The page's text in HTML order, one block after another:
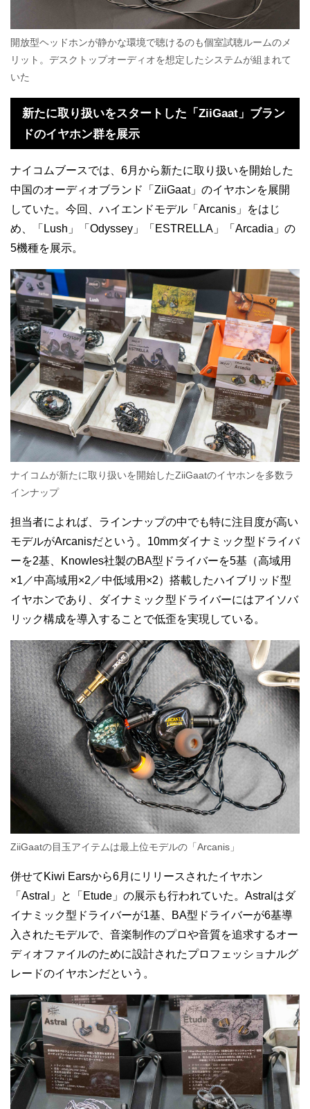
開放型ヘッドホンが静かな環境で聴けるのも個室試聴ルームのメ
リット。デスクトップオーディオを想定したシステムが組まれて
いた
新たに取り扱いをスタートした「ZiiGaat」ブラン
ドのイヤホン群を展示
ナイコムブースでは、6月から新たに取り扱いを開始した
中国のオーディオブランド「ZiiGaat」のイヤホンを展開
していた。今回、ハイエンドモデル「Arcanis」をはじ
め、「Lush」「Odyssey」「ESTRELLA」「Arcadia」の
5機種を展示。
ナイコムが新たに取り扱いを開始したZiiGaatのイヤホンを多数ラ
インナップ
担当者によれば、ラインナップの中でも特に注目度が高い
モデルがArcanisだという。10mmダイナミック型ドライバ
ーを2基、Knowles社製のBA型ドライバーを5基（高域用
×1／中高域用×2／中低域用×2）搭載したハイブリッド型
イヤホンであり、ダイナミック型ドライバーにはアイソバ
リック構成を導入することで低歪を実現している。
ZiiGaatの目玉アイテムは最上位モデルの「Arcanis」
併せてKiwi Earsから6月にリリースされたイヤホン
「Astral」と「Etude」の展示も行われていた。Astralはダ
イナミック型ドライバーが1基、BA型ドライバーが6基導
入されたモデルで、音楽制作のプロや音質を追求するオー
ディオファイルのために設計されたプロフェッショナルグ
レードのイヤホンだという。